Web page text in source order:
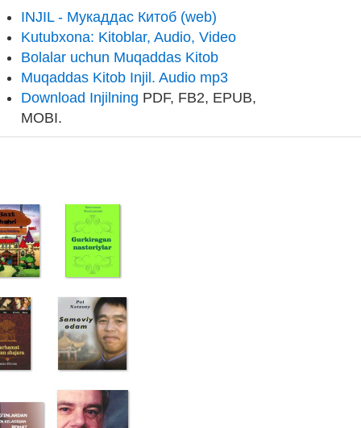
INJIL - Мукаддас Китоб (web)
Kutubxona: Kitoblar, Audio, Video
Bolalar uchun Muqaddas Kitob
Muqaddas Kitob Injil. Audio mp3
Download Injilning PDF, FB2, EPUB,
MOBI.